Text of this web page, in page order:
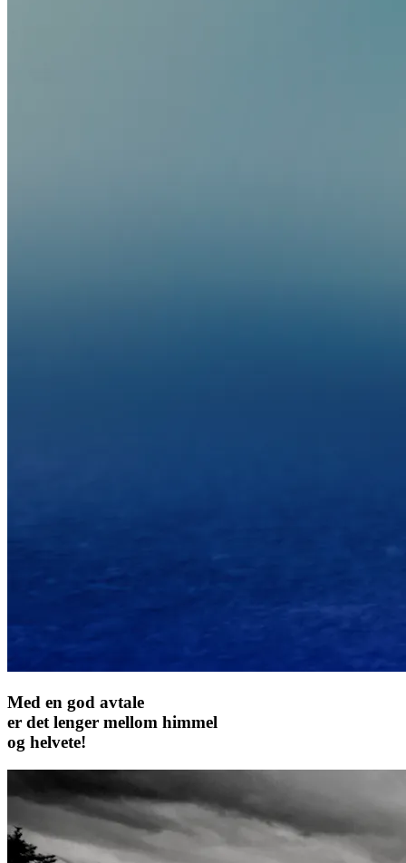
Med en god avtale
er det lenger mellom himmel
og helvete!